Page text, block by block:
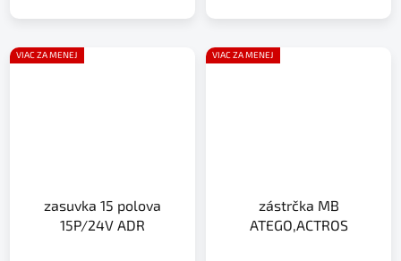
VIAC ZA MENEJ
zasuvka 15 polova
15P/24V ADR
VIAC ZA MENEJ
zástrčka MB
ATEGO,ACTROS